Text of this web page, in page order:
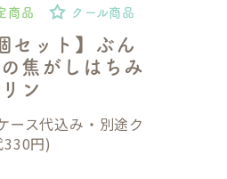
セット】ぶん
焦がしはちみ
ン
商品 クール商品
ース代込み・別途ク
330円)